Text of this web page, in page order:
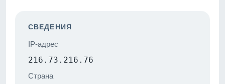
СВЕДЕНИЯ
IP-адрес
216.73.216.76
Страна